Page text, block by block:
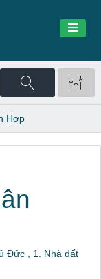
Hợp
Đức , 1. Nhà đất